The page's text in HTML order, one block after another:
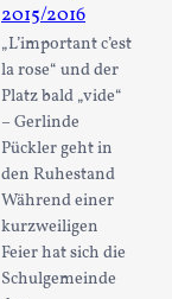
2015/2016
„L’important c’est
la rose“ und der
Platz bald „vide“
– Gerlinde
Pückler geht in
den Ruhestand
Während einer
kurzweiligen
Feier hat sich die
Schulgemeinde